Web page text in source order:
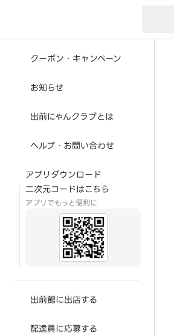
クーポン・キャンペーン
お知らせ
出前にゃんクラブとは
ヘルプ・お問い合わせ
アプリダウンロード
二次元コードはこちら
アプリでもっと便利に
出前館に出店する
配達員に応募する